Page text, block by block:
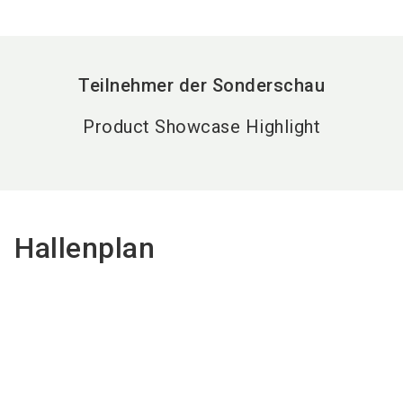
Teilnehmer der Sonderschau
Product Showcase Highlight
Hallenplan